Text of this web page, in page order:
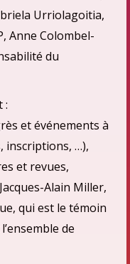
Urriolagoitia,
Anne Colombel-
du
:
et événements à
inscriptions, …),
et revues,
Alain Miller,
qui est le témoin
de